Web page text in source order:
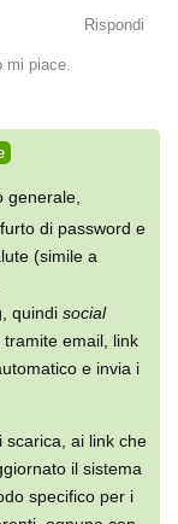
Rispondi
mi piace
generale,
di password e
(simile a
quindi social
tramite email, link
e invia i
scarica, ai link che
il sistema
specifico per i